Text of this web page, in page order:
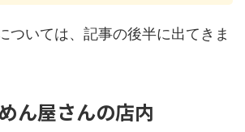
ついては、記事の後半に出てきま
ん屋さんの店内